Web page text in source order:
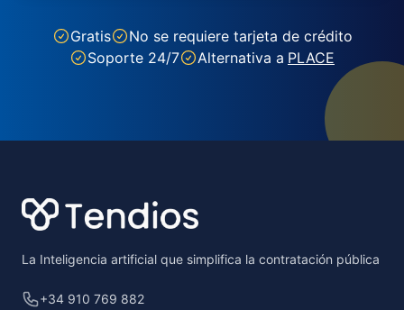
Gratis
No se requiere tarjeta de crédito
Soporte 24/7
Alternativa a PLACE
La Inteligencia artificial que simplifica la contratación pública
+34 910 769 882